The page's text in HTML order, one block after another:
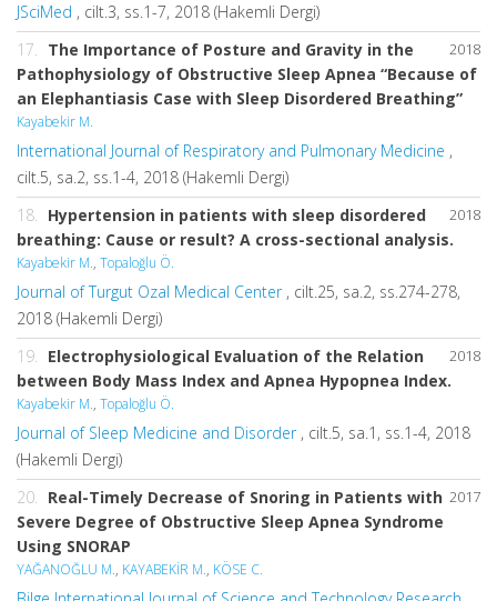
JSciMed , cilt.3, ss.1-7, 2018 (Hakemli Dergi)
2018
17. The Importance of Posture and Gravity in the
Pathophysiology of Obstructive Sleep Apnea “Because of
an Elephantiasis Case with Sleep Disordered Breathing”
Kayabekir M.
International Journal of Respiratory and Pulmonary Medicine ,
cilt.5, sa.2, ss.1-4, 2018 (Hakemli Dergi)
2018
18. Hypertension in patients with sleep disordered
breathing: Cause or result? A cross-sectional analysis.
Kayabekir M., Topaloğlu Ö.
Journal of Turgut Ozal Medical Center, cilt.25, sa.2, ss.274-278,
2018 (Hakemli Dergi)
2018
19. Electrophysiological Evaluation of the Relation
between Body Mass Index and Apnea Hypopnea Index.
Kayabekir M., Topaloğlu Ö.
Journal of Sleep Medicine and Disorder, cilt.5, sa.1, ss.1-4, 2018
(Hakemli Dergi)
2017
20. Real-Timely Decrease of Snoring in Patients with
Severe Degree of Obstructive Sleep Apnea Syndrome
Using SNORAP
YAĞANOĞLU M., KAYABEKİR M., KÖSE C.